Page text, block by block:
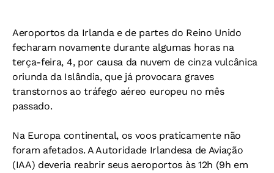
Aeroportos da Irlanda e de partes do Reino Unido
fecharam novamente durante algumas horas na
terça-feira, 4, por causa da nuvem de cinza vulcânica
oriunda da Islândia, que já provocara graves
transtornos ao tráfego aéreo europeu no mês
passado.
Na Europa continental, os voos praticamente não
foram afetados. A Autoridade Irlandesa de Aviação
(IAA) deveria reabrir seus aeroportos às 12h (9h em